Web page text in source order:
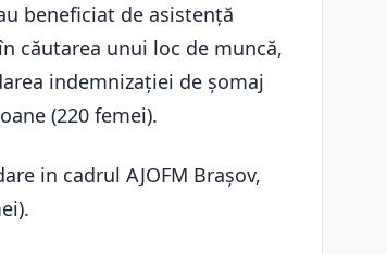
beneficiat de asistenţă
căutarea unui loc de muncă,
indemnizaţiei de şomaj
(220 femei).
in cadrul AJOFM Brașov,